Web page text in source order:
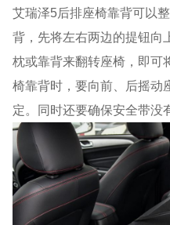
艾瑞泽5后排座椅靠背可以
背，先将左右两边的提钮向
枕或靠背来翻转座椅，即可
椅靠背时，要向前、后摇动
定。同时还要确保安全带没